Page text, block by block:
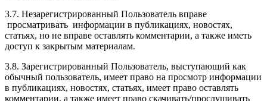
3.7. Незарегистрированный Пользователь вправе
просматривать информации в публикациях, новостях,
статьях, но не вправе оставлять комментарии, а также иметь
доступ к закрытым материалам.
3.8. Зарегистрированный Пользователь, выступающий как
обычный пользователь, имеет право на просмотр информации
в публикациях, новостях, статьях, имеет право оставлять
комментарии, а также имеет право скачивать/прослушивать